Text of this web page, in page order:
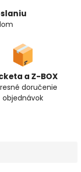
a Z-BOX
doručenie
objednávok